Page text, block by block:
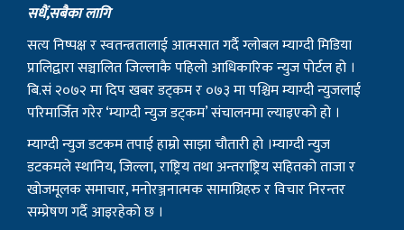
सधैं,सबैका लागि
सत्य निष्पक्ष र स्वतन्त्रतालाई आत्मसात गर्दै ग्लोबल म्याग्दी मिडिया
प्रालिद्वारा सञ्चालित जिल्लाकै पहिलो आधिकारिक न्युज पोर्टल हो ।
बि.सं २०७२ मा दिप खबर डट्कम र ०७३ मा पश्चिम म्याग्दी न्युजलाई
परिमार्जित गरेर ‘म्याग्दी न्युज डट्कम’ संचालनमा ल्याइएको हो ।
म्याग्दी न्युज डटकम तपाई हाम्रो साझा चौतारी हो ।म्याग्दी न्युज
डटकमले स्थानिय, जिल्ला, राष्ट्रिय तथा अन्तराष्ट्रिय सहितको ताजा र
खोजमूलक समाचार, मनोरञ्जनात्मक सामाग्रिहरु र विचार निरन्तर
सम्प्रेषण गर्दै आइरहेको छ ।